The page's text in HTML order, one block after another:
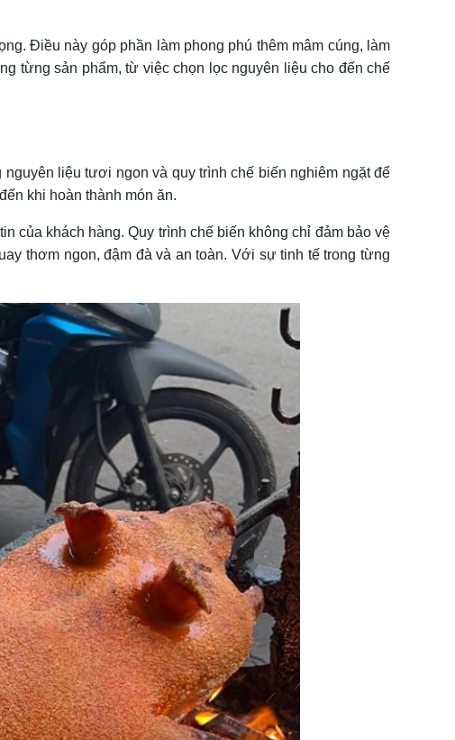
Điều này góp phần làm phong phú thêm mâm cúng, làm
từng sản phẩm, từ việc chọn lọc nguyên liệu cho đến chế
liệu tươi ngon và quy trình chế biến nghiêm ngặt để
khi hoàn thành món ăn.
của khách hàng. Quy trình chế biến không chỉ đảm bảo vệ
thơm ngon, đậm đà và an toàn. Với sự tinh tế trong từng